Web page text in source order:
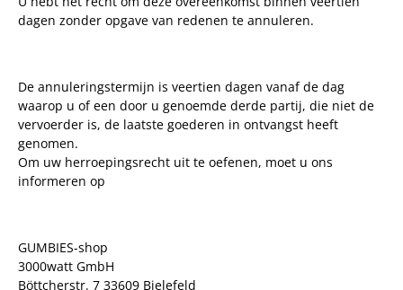
dagen zonder opgave van redenen te annuleren.
De annuleringstermijn is veertien dagen vanaf de dag
waarop u of een door u genoemde derde partij, die niet de
vervoerder is, de laatste goederen in ontvangst heeft
genomen.
Om uw herroepingsrecht uit te oefenen, moet u ons
informeren op
GUMBIES-shop
3000watt GmbH
Böttcherstr. 7 33609 Bielefeld